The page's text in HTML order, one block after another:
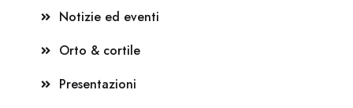
Notizie ed eventi
Orto & cortile
Presentazioni